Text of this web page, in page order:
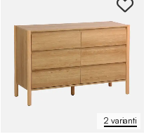
2 varianti